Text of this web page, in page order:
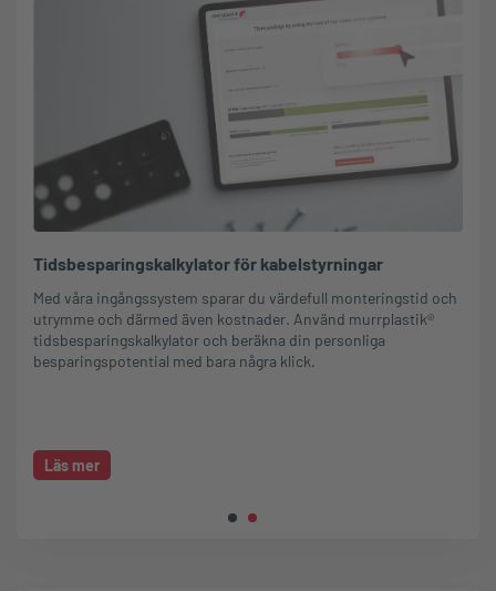
Tidsbesparingskalkylator för kabelstyrningar
Med våra ingångssystem sparar du värdefull monteringstid och
utrymme och därmed även kostnader. Använd murrplastik®
tidsbesparingskalkylator och beräkna din personliga
besparingspotential med bara några klick.
Läs mer